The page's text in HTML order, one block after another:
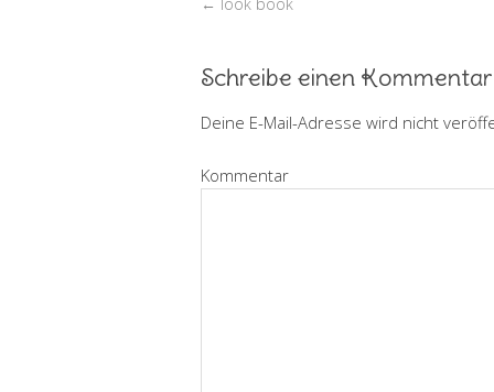
Schreibe einen Kommentar
Deine E-Mail-Adresse wird nicht
Kommentar